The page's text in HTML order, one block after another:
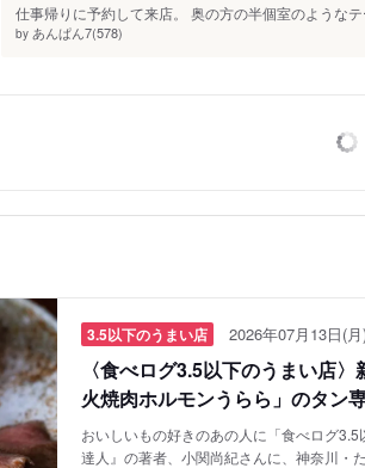
仕事帰りに予約して来店。 奥の方の半個室のような
by あんぱん7(578)
3.5以下のうまい店 2026年07月13日(
〈食べログ3.5以下のうまい店
火焼肉ホルモンうらら」のタン
おいしいもの好きのあの人に「食べログ
達人』の著者、小関尚紀さんに、神奈川・